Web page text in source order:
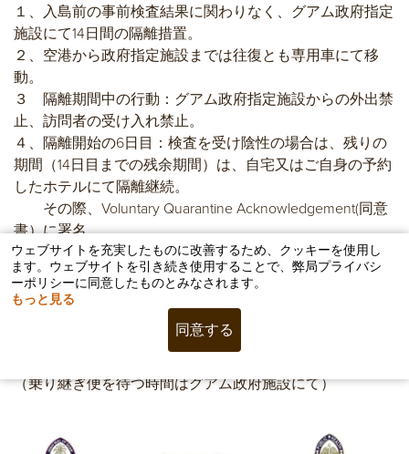
１、入島前の事前検査結果に関わりなく、グアム政府指定
施設にて14日間の隔離措置。
２、空港から政府指定施設までは往復とも専用車にて移
動。
３ 隔離期間中の行動：グアム政府指定施設からの外出禁
止、訪問者の受け入れ禁止。
４、隔離開始の6日目：検査を受け陰性の場合は、残りの
期間（14日目までの残余期間）は、自宅又はご自身の予約
したホテルにて隔離継続。
その際、Voluntary Quarantine Acknowledgement(同意
書）に署名。
５、残りの検疫期間中は経過観察に応じる。
乗り継ぎの乗客：
１、グアム着陸時刻から出発時刻まで13時間以内の場合
内指定エリアにて待機。
（乗り継ぎ便を待つ時間はグアム政府施設にて）
ウェブサイトを充実したものに改善するため、クッキーを使用し
ます。ウェブサイトを引き続き使用することで、弊局プライバシ
ーポリシーに同意したものとみなされます。
もっと見る
同意する